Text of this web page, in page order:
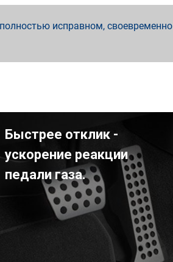
исправном, своевременно
Быстрее отклик -
ускорение реакции
педали газа.